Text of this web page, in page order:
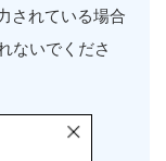
されている場合
ないでくださ